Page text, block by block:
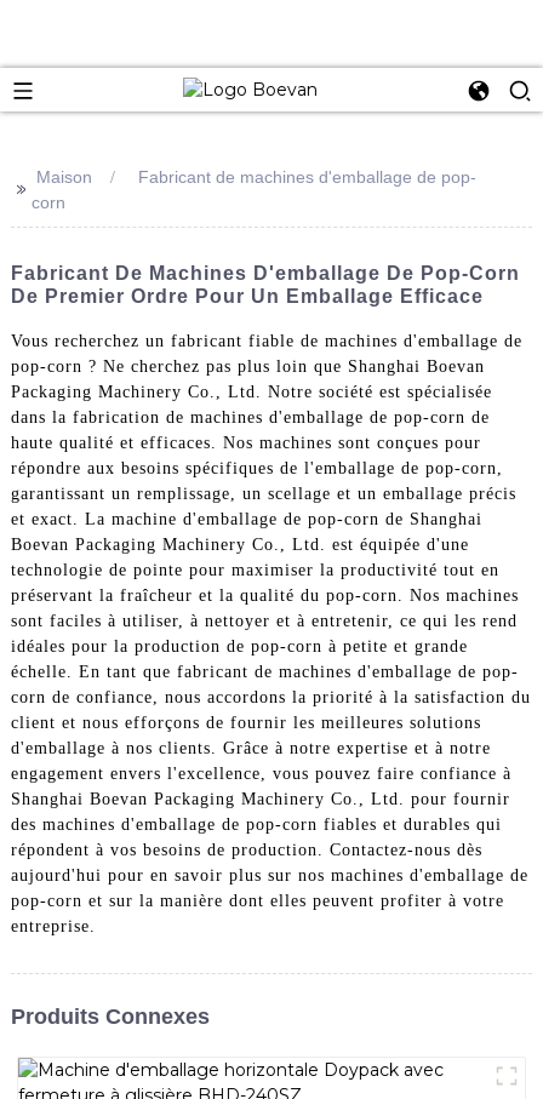
>> Maison
Fabricant de machines d'emballage de pop-
corn
Fabricant De Machines D'emballage De Pop-Corn
De Premier Ordre Pour Un Emballage Efficace
Vous recherchez un fabricant fiable de machines d'emballage de
pop-corn ? Ne cherchez pas plus loin que Shanghai Boevan
Packaging Machinery Co., Ltd. Notre société est spécialisée
dans la fabrication de machines d'emballage de pop-corn de
haute qualité et efficaces. Nos machines sont conçues pour
répondre aux besoins spécifiques de l'emballage de pop-corn,
garantissant un remplissage, un scellage et un emballage précis
et exact. La machine d'emballage de pop-corn de Shanghai
Boevan Packaging Machinery Co., Ltd. est équipée d'une
technologie de pointe pour maximiser la productivité tout en
préservant la fraîcheur et la qualité du pop-corn. Nos machines
sont faciles à utiliser, à nettoyer et à entretenir, ce qui les rend
idéales pour la production de pop-corn à petite et grande
échelle. En tant que fabricant de machines d'emballage de pop-
corn de confiance, nous accordons la priorité à la satisfaction du
client et nous efforçons de fournir les meilleures solutions
d'emballage à nos clients. Grâce à notre expertise et à notre
engagement envers l'excellence, vous pouvez faire confiance à
Shanghai Boevan Packaging Machinery Co., Ltd. pour fournir
des machines d'emballage de pop-corn fiables et durables qui
répondent à vos besoins de production. Contactez-nous dès
aujourd'hui pour en savoir plus sur nos machines d'emballage de
pop-corn et sur la manière dont elles peuvent profiter à votre
entreprise.
Produits Connexes